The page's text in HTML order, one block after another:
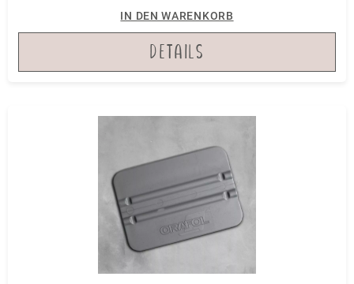
IN DEN WARENKORB
DETAILS